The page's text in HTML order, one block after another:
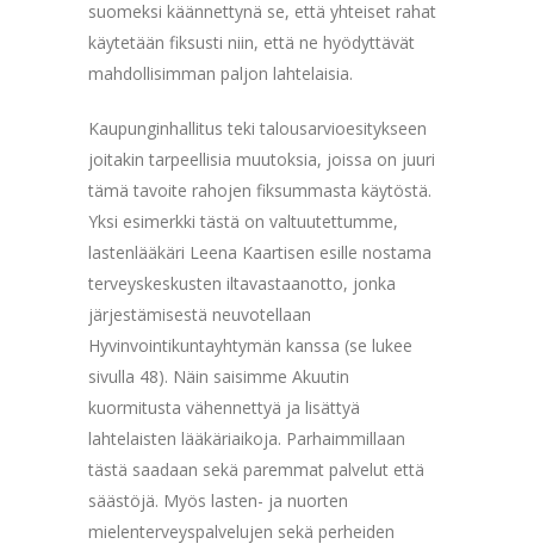
suomeksi käännettynä se, että yhteiset rahat
käytetään fiksusti niin, että ne hyödyttävät
mahdollisimman paljon lahtelaisia.
Kaupunginhallitus teki talousarvioesitykseen
joitakin tarpeellisia muutoksia, joissa on juuri
tämä tavoite rahojen fiksummasta käytöstä.
Yksi esimerkki tästä on valtuutettumme,
lastenlääkäri Leena Kaartisen esille nostama
terveyskeskusten iltavastaanotto, jonka
järjestämisestä neuvotellaan
Hyvinvointikuntayhtymän kanssa (se lukee
sivulla 48). Näin saisimme Akuutin
kuormitusta vähennettyä ja lisättyä
lahtelaisten lääkäriaikoja. Parhaimmillaan
tästä saadaan sekä paremmat palvelut että
säästöjä. Myös lasten- ja nuorten
mielenterveyspalvelujen sekä perheiden